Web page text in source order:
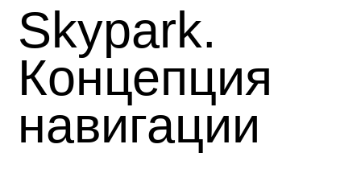
Skypark.
Концепция
навигации